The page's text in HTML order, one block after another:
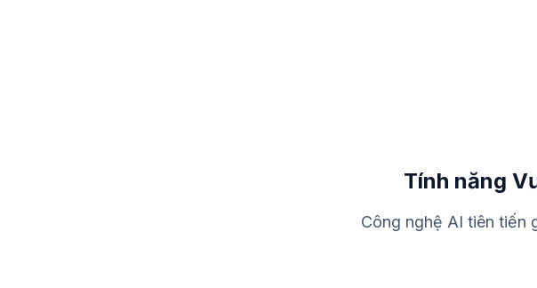
Tính năng
Công nghệ AI tiên tiến